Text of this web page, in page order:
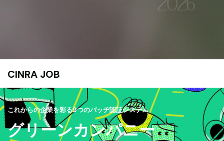
CINRA JOB
これからの企業を彩る9つのバッヂ認証システム
グリーンカンパニー